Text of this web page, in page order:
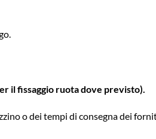
il fissaggio ruota dove previsto).
o dei tempi di consegna dei